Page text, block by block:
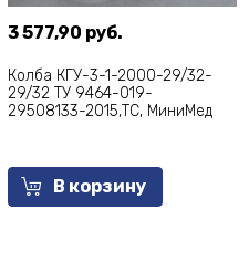
3 577,90 руб.
Колба КГУ-3-1-2000-29/32-
29/32 ТУ 9464-019-
29508133-2015,ТС, МиниМед
В корзину